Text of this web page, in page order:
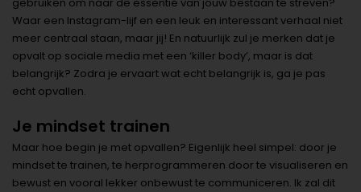
Waar een Instagram-lijf en een leuk en interessant verhaal niet
meer centraal staan, maar jij! En natuurlijk zul je merken dat je
opvalt op sociale media met een ‘killer body’, maar is dat
belangrijk? Zodra je ervaart wat echt belangrijk is, ga je pas
echt opvallen.
Je mindset trainen
Maar hoe begin je met opvallen? Eigenlijk heel simpel: door je
mindset te trainen, te herprogrammeren door te visualiseren en
bewust en vooral lekker onbewust te communiceren. Ik zal dit